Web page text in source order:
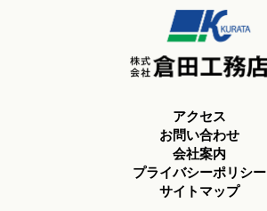
アクセス
お問い合わせ
会社案内
プライバシーポリシー
サイトマップ